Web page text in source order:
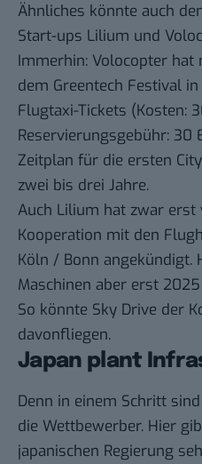
Ähnliches könnte auch
Start-ups Lilium und
Immerhin: Volocopter hat
dem Greentech Festival
Flugtaxi-Tickets (Kosten:
Reservierungsgebühr: 30
Zeitplan für die ersten
zwei bis drei Jahre.
Auch Lilium hat zwar erst
Kooperation mit den
Köln / Bonn angekündigt.
Maschinen aber erst
So könnte Sky Drive der
davonfliegen.
Japan plant
Denn in einem Schritt
die Wettbewerber. Hier
japanischen Regierung